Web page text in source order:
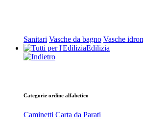
Sanitari Vasche da bagno Vasche
Edilizia
Categorie ordine alfabetico
Caminetti Carta da Parati